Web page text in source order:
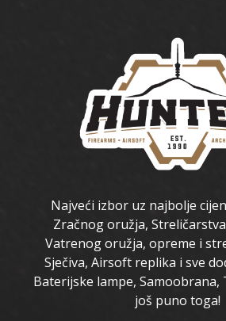
Najveći izbor uz najbolje
Zračnog oružja,
Vatrenog oružja, opreme i
Sječiva, Airsoft replika i sve
Baterijske lampe, Samoobrana,
još puno toga!